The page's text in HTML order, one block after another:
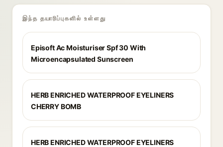
இந்த தயாரிப்புகளில் உள்ளது
Episoft Ac Moisturiser Spf 30 With
Microencapsulated Sunscreen
HERB ENRICHED WATERPROOF EYELINERS
CHERRY BOMB
HERB ENRICHED WATERPROOF EYELINERS